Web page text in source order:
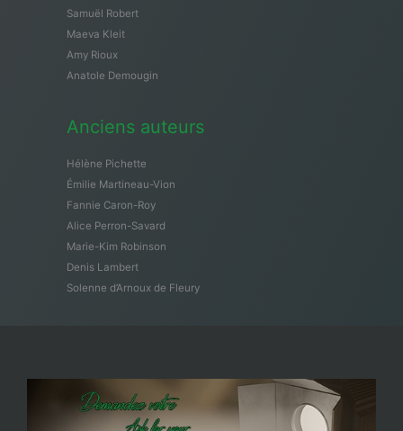
Samuël Robert
Maeva Kleit
Amy Rioux
Anatole Demougin
Anciens auteurs
Hélène Pichette
Émilie Martineau-Vion
Fannie Caron-Roy
Alice Perron-Savard
Marie-Kim Robinson
Denis Lambert
Solenne d’Arnoux de Fleury